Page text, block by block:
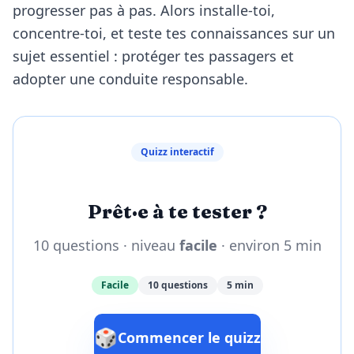
progresser pas à pas. Alors installe-toi,
concentre-toi, et teste tes connaissances sur un
sujet essentiel : protéger tes passagers et
adopter une conduite responsable.
Quizz interactif
Prêt·e à te tester ?
10 questions · niveau facile · environ 5 min
Facile 10 questions 5 min
🎲Commencer le quizz